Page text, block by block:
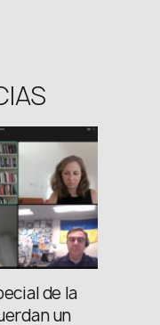
de la
un